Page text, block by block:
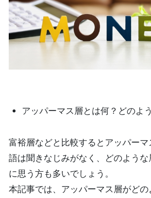
アッパーマス層とは何？どのよ
富裕層などと比較するとアッパー
語は聞きなじみがなく、どのよう
に思う方も多いでしょう。
本記事では、アッパーマス層がど